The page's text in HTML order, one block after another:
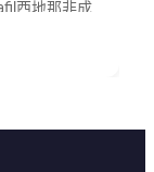
西地那非成
改善勃起功
正品、60個